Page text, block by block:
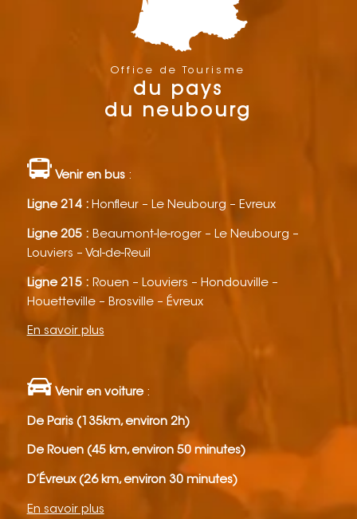
Office de Tourisme
du pays
du neubourg
Venir en bus:
Ligne 214 : Honfleur – Le Neubourg – Evreux
Ligne 205 : Beaumont-le-roger – Le Neubourg –
Louviers – Val-de-Reuil
Ligne 215 : Rouen – Louviers – Hondouville –
Houetteville – Brosville – Évreux
En savoir plus
Venir en voiture:
De Paris (135km, environ 2h)
De Rouen (45 km, environ 50 minutes)
D’Évreux (26 km, environ 30 minutes)
En savoir plus